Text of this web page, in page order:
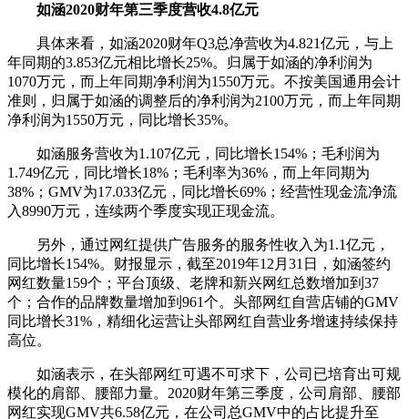
如涵2020财年第三季度营收4.8亿元
具体来看，如涵2020财年Q3总净营收为4.821亿元，与上
年同期的3.853亿元相比增长25%。归属于如涵的净利润为
1070万元，而上年同期净利润为1550万元。不按美国通用会计
准则，归属于如涵的调整后的净利润为2100万元，而上年同期
净利润为1550万元，同比增长35%。
如涵服务营收为1.107亿元，同比增长154%；毛利润为
1.749亿元，同比增长18%；毛利率为36%，而上年同期为
38%；GMV为17.033亿元，同比增长69%；经营性现金流净流
入8990万元，连续两个季度实现正现金流。
另外，通过网红提供广告服务的服务性收入为1.1亿元，
同比增长154%。财报显示，截至2019年12月31日，如涵签约
网红数量159个；平台顶级、老牌和新兴网红总数增加到37
个；合作的品牌数量增加到961个。头部网红自营店铺的GMV
同比增长31%，精细化运营让头部网红自营业务增速持续保持
高位。
如涵表示，在头部网红可遇不可求下，公司已培育出可规
模化的肩部、腰部力量。2020财年第三季度，公司肩部、腰部
网红实现GMV共6.58亿元，在公司总GMV中的占比提升至